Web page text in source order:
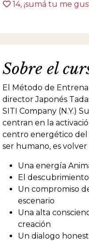
14, ¡sumá tu me
Sobre el
El Método de
director Japonés
SITI Company (N.Y.)
centran en la
centro energético del
ser humano, es
Una energía
El
Un compromiso
escenario
Una alta
creación
Un dialogo